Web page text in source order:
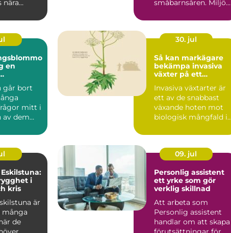
nära
småbarnsåren. Miljön,
barngruppens...
går bort
mitt i
av dem
30. jul
Så kan markägare
bekämpa invasiva
växter på ett
Invasiva växtarter är
ett av de snabbast
växande hoten mot
biologisk mångfald i
i
kris
är
de
09. jul
Personlig assistent
ett yrke som gör
verklig skillnad
Att arbeta som
Personlig assistent
handlar om att skapa